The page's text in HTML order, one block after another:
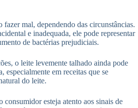
mal, dependendo das circunstâncias.
e inadequada, ele pode representar
de bactérias prejudiciais.
o leite levemente talhado ainda pode
especialmente em receitas que se
do leite.
consumidor esteja atento aos sinais de